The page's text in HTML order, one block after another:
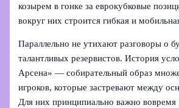
козырем в гонке за еврокубковые
вокруг них строится гибкая и
Параллельно не утихают разговоры о
талантливых резервистов. История
Арсена» — собирательный образ
игроков, которые застревают между
Для них принципиально важно